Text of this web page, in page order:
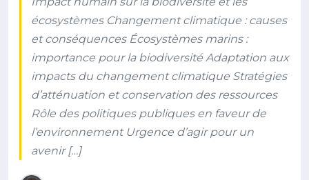
écosystèmes Changement climatique : causes
et conséquences Écosystèmes marins :
importance pour la biodiversité Adaptation aux
impacts du changement climatique Stratégies
d’atténuation et conservation des ressources
Rôle des politiques publiques en faveur de
l’environnement Urgence d’agir pour un
avenir […]